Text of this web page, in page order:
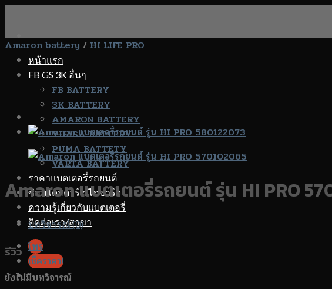
content
หน้าแรก
FB GS 3K อื่นๆ
FB BATTERY
3K BATTERY
AMARON BATTERY
YUASA BATTERY
PUMA BATTETY
VARTA BATTERY
ราคาแบตเตอรี่รถยนต์
ซ่อมไดสตาร์ท ไดชาร์จ
ความรู้เกี่ยวกับแบตเตอรี่
ติดต่อเรา/สาขา
โทร
เช็คราคา!
Amaron battery / HI LIFE PRO
Amaron แบตเตอรี่รถยนต์ รุ่น HI PRO
บทวิจารณ์ (0)
รีวิว
ยังไม่มีบทวิจารณ์